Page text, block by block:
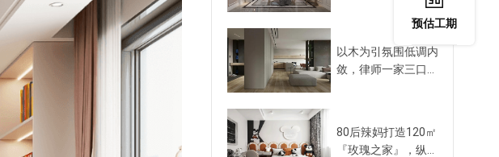
以木为引氛围低调内
敛，律师一家三口尽
80后辣妈打造120㎡
『玫瑰之家』，纵享
预估工期